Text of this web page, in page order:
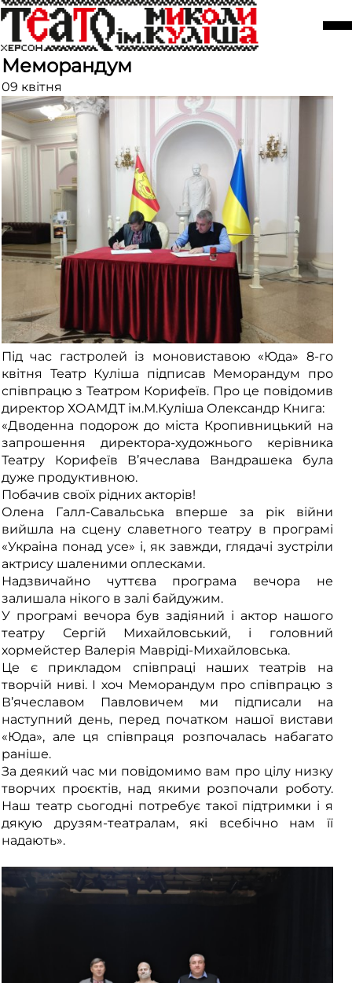
Театри Херсона та
Кропивницького підписали
Меморандум
09 квітня
Під час гастролей із моновиставою «Юда» 8-го
квітня Театр Куліша підписав Меморандум про
співпрацю з Театром Корифеїв. Про це повідомив
директор ХОАМДТ ім.М.Куліша Олександр Книга:
«Дводенна подорож до міста Кропивницький на
запрошення директора-художнього керівника
Театру Корифеїв В’ячеслава Вандрашека була
дуже продуктивною.
Побачив своїх рідних акторів!
Олена Галл-Савальська вперше за рік війни
вийшла на сцену славетного театру в програмі
«Украіна понад усе» і, як завжди, глядачі зустріли
актрису шаленими оплесками.
Надзвичайно чуттєва програма вечора не
залишала нікого в залі байдужим.
У програмі вечора був задіяний і актор нашого
театру Сергій Михайловський, і головний
хормейстер Валерія Мавріді-Михайловська.
Це є прикладом співпраці наших театрів на
творчій ниві. І хоч Меморандум про співпрацю з
В’ячеславом Павловичем ми підписали на
наступний день, перед початком нашої вистави
«Юда», але ця співпраця розпочалась набагато
раніше.
За деякий час ми повідомимо вам про цілу низку
творчих проєктів, над якими розпочали роботу.
Наш театр сьогодні потребує такої підтримки і я
дякую друзям-театралам, які всебічно нам її
надають».